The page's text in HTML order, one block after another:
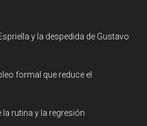
y la despedida de Gustavo
formal que reduce el
la rutina y la regresión